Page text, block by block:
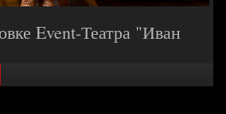
Event-Театра "Иван